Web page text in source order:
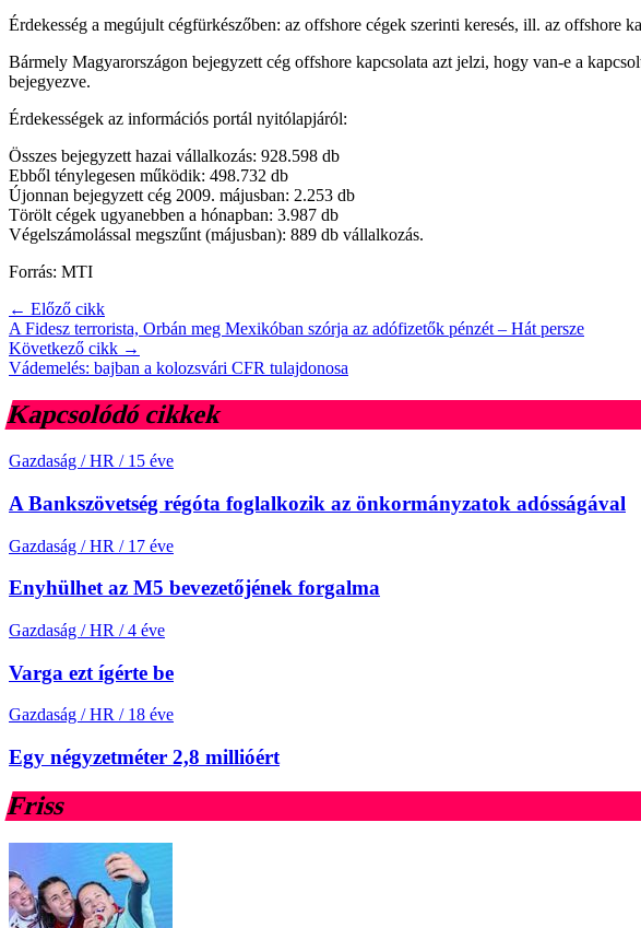
Érdekesség a megújult cégfürkészőben: az offshore cégek szerinti keresés, ill. az offshore
Bármely Magyarországon bejegyzett cég offshore kapcsolata azt jelzi, hogy van-e a
bejegyezve.
Érdekességek az információs portál nyitólapjáról:
Összes bejegyzett hazai vállalkozás: 928.598 db
Ebből ténylegesen működik: 498.732 db
Újonnan bejegyzett cég 2009. májusban: 2.253 db
Törölt cégek ugyanebben a hónapban: 3.987 db
Végelszámolással megszűnt (májusban): 889 db vállalkozás.
Forrás: MTI
← Előző cikk
A Fidesz terrorista, Orbán meg Mexikóban szórja az adófizetők pénzét – Hát persze
Következő cikk →
Vádemelés: bajban a kolozsvári CFR tulajdonosa
Kapcsolódó cikkek
Gazdaság / HR / 15 éve
A Bankszövetség régóta foglalkozik az önkormányzatok adósságával
Gazdaság / HR / 17 éve
Enyhülhet az M5 bevezetőjének forgalma
Gazdaság / HR / 4 éve
Varga ezt ígérte be
Gazdaság / HR / 18 éve
Egy négyzetméter 2,8 millióért
Friss